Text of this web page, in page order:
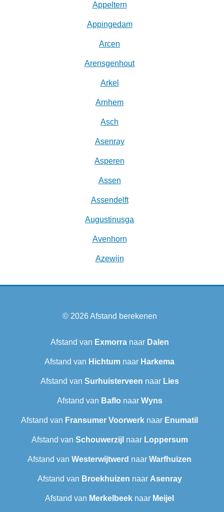
Appeltern
Appingedam
Arcen
Arensgenhout
Arkel
Arnhem
Asch
Asenray
Asperen
Assen
Assendelft
Augustinusga
Avenhorn
Azewijn
© 2026Afstand berekenen
Afstand van Exmorranaar Dalen
Afstand van Hichtum naar Harkema
Afstand van Surhuisterveen naar Lies
Afstand van Baflo naar Wyns
Afstand van Fransumer Voorwerk naar Enumatil
Afstand van Schouwerzijl naar Loppersum
Afstand van Westerwijtwerd naar Warfhuizen
Afstand van Broekhuizen naar Asenray
Afstand van Merkelbeek naar Meijel